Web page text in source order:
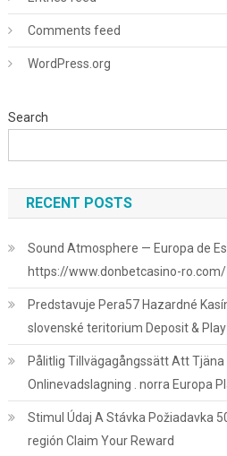
Comments feed
WordPress.org
Search
RECENT POSTS
Sound Atmosphere — Europa de
https://www.donbetcasino-ro.com/
Predstavuje Pera57 Hazardné
slovenské teritorium Deposit &
Pålitlig Tillvägagångssätt Att Tjäna
Onlinevadslagning . norra Europa
Stimul Údaj A Stávka Požiadavka
región Claim Your Reward